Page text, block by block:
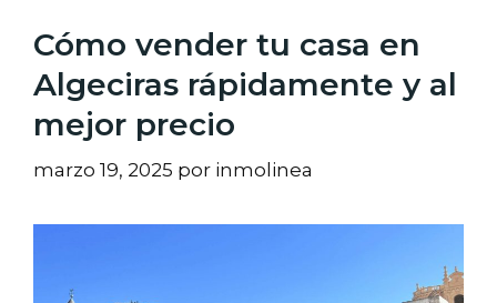
Cómo vender tu casa en
Algeciras rápidamente y al
mejor precio
marzo 19, 2025 por inmolinea